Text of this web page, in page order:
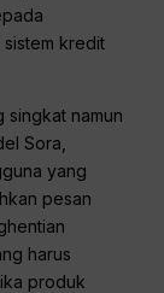
kredit
singkat namun
Sora,
yang
pesan
harus
produk